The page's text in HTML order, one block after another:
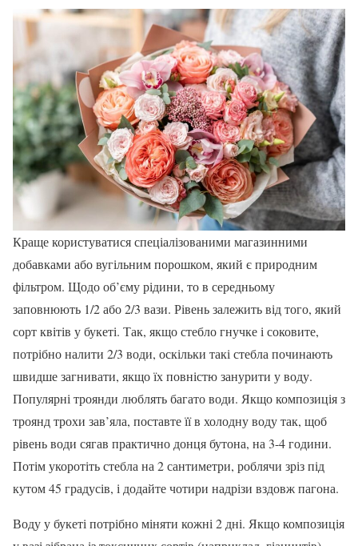
Краще користуватися спеціалізованими магазинними
добавками або вугільним порошком, який є природним
фільтром. Щодо об’єму рідини, то в середньому
заповнюють 1/2 або 2/3 вази. Рівень залежить від того, який
сорт квітів у букеті. Так, якщо стебло гнучке і соковите,
потрібно налити 2/3 води, оскільки такі стебла починають
швидше загнивати, якщо їх повністю занурити у воду.
Популярні троянди люблять багато води. Якщо композиція з
троянд трохи зав’яла, поставте її в холодну воду так, щоб
рівень води сягав практично донця бутона, на 3-4 години.
Потім укоротіть стебла на 2 сантиметри, роблячи зріз під
кутом 45 градусів, і додайте чотири надрізи вздовж пагона.
Воду у букеті потрібно міняти кожні 2 дні. Якщо композиція